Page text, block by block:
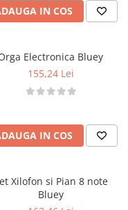
IN COS
Electronica Bluey
155,24 Lei
IN COS
Xilofon si Pian 8 note
Bluey